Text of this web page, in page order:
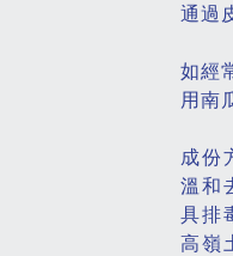
通過
如經
用南
成份
溫和
具排
高嶺